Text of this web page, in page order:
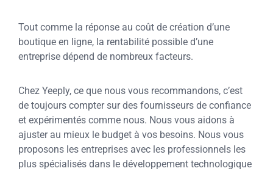
Tout comme la réponse au coût de création d’une
boutique en ligne, la rentabilité possible d’une
entreprise dépend de nombreux facteurs.
Chez Yeeply, ce que nous vous recommandons, c’est
de toujours compter sur des fournisseurs de confiance
et expérimentés comme nous. Nous vous aidons à
ajuster au mieux le budget à vos besoins. Nous vous
proposons les entreprises avec les professionnels les
plus spécialisés dans le développement technologique